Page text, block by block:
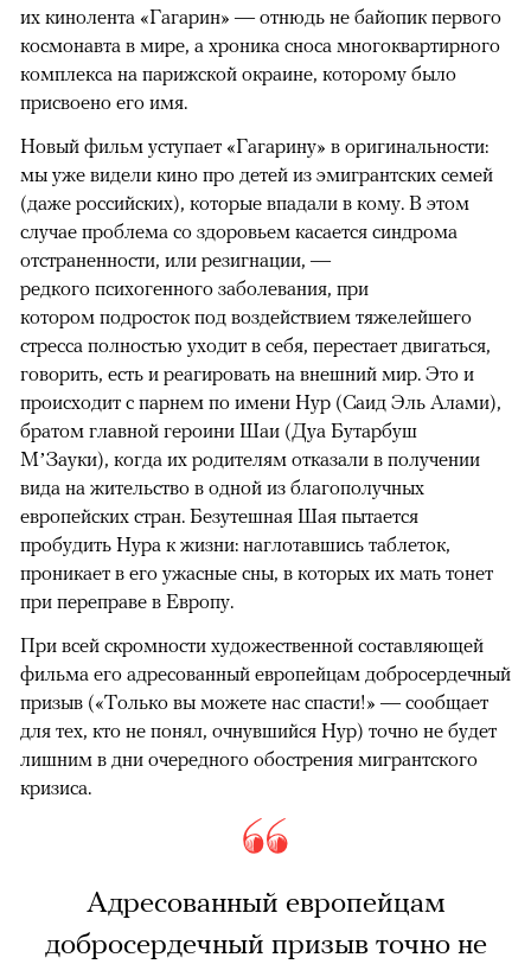
их кинолента «Гагарин» — отнюдь не байопик первого
космонавта в мире, а хроника сноса многоквартирного
комплекса на парижской окраине, которому было
присвоено его имя.
Новый фильм уступает «Гагарину» в оригинальности:
мы уже видели кино про детей из эмигрантских семей
(даже российских), которые впадали в кому. В этом
случае проблема со здоровьем касается синдрома
отстраненности, или резигнации, —
редкого психогенного заболевания, при
котором подросток под воздействием тяжелейшего
стресса полностью уходит в себя, перестает двигаться,
говорить, есть и реагировать на внешний мир. Это и
происходит с парнем по имени Нур (Саид Эль Алами),
братом главной героини Шаи (Дуа Бутарбуш
М’Зауки), когда их родителям отказали в получении
вида на жительство в одной из благополучных
европейских стран. Безутешная Шая пытается
пробудить Нура к жизни: наглотавшись таблеток,
проникает в его ужасные сны, в которых их мать тонет
при переправе в Европу.
При всей скромности художественной составляющей
фильма его адресованный европейцам добросердечный
призыв («Только вы можете нас спасти!» — сообщает
для тех, кто не понял, очнувшийся Нур) точно не будет
лишним в дни очередного обострения мигрантского
кризиса.
Адресованный европейцам
добросердечный призыв точно не